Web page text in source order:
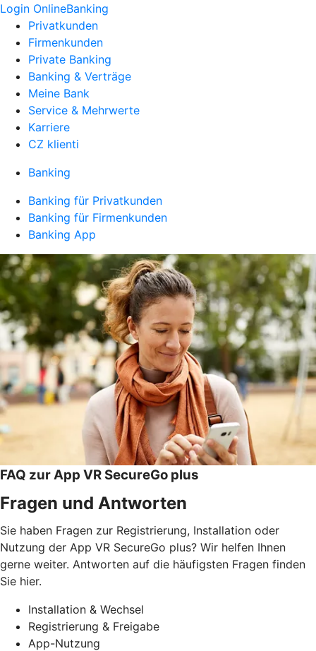
Login OnlineBanking
Privatkunden
Firmenkunden
Private Banking
Banking & Verträge
Meine Bank
Service & Mehrwerte
Karriere
CZ klienti
Banking
Banking für Privatkunden
Banking für Firmenkunden
Banking App
FAQ zur App VR SecureGo plus
Fragen und Antworten
Sie haben Fragen zur Registrierung, Installation oder
Nutzung der App VR SecureGo plus? Wir helfen Ihnen
gerne weiter. Antworten auf die häufigsten Fragen finden
Sie hier.
Installation & Wechsel
Registrierung & Freigabe
App-Nutzung